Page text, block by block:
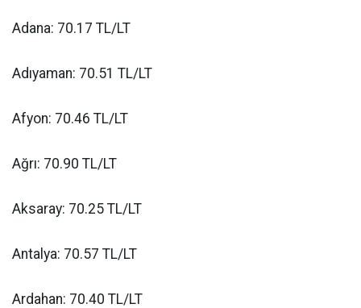
Adana: 70.17 TL/LT
Adıyaman: 70.51 TL/LT
Afyon: 70.46 TL/LT
Ağrı: 70.90 TL/LT
Aksaray: 70.25 TL/LT
Antalya: 70.57 TL/LT
Ardahan: 70.40 TL/LT